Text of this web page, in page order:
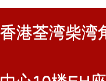
香港荃湾柴湾